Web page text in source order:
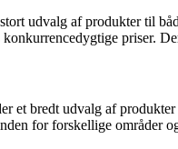
udvalg af produkter til
priser.
et bredt udvalg af
for forskellige